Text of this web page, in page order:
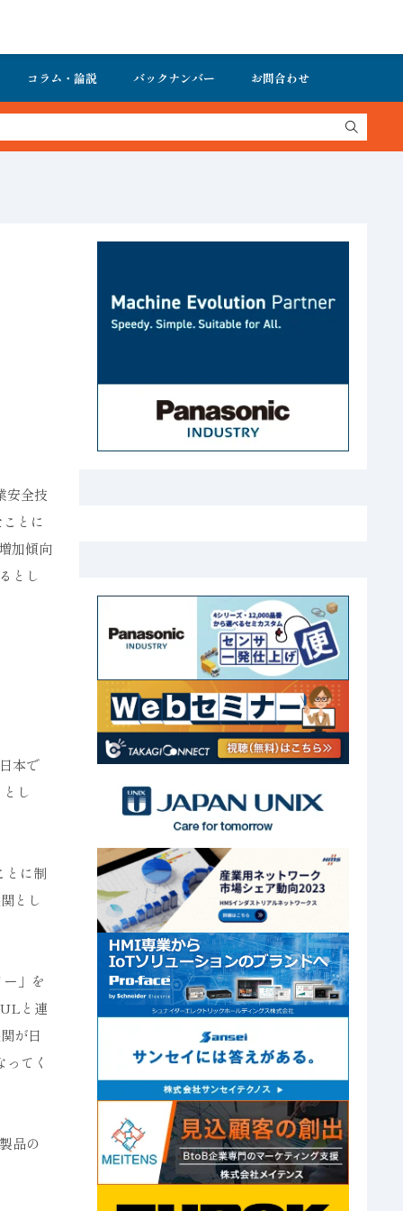
コラム・論説 バックナンバー お問合わせ
安全技
とに
加傾向
とし
本で
し
とに制
とし
」を
と連
が日
てく
品の